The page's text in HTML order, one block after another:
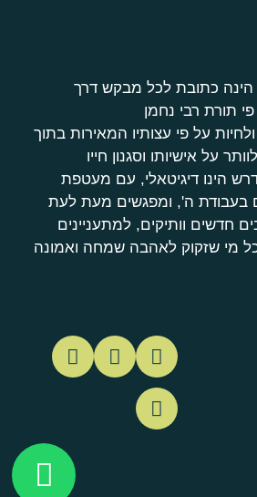
כתובת לכל מבקש דרך
תורת רבי נחמן
על פי עצותיו המאירות בתוך
על אישיותו וסגנון חייו
הינו דיגיטאלי, עם מעטפת
בעבודת ה', ומפגשים מעת לעת
חדשים וותיקים, למתעניינים
מי שזקוק לאהבה שמחה ואמונה